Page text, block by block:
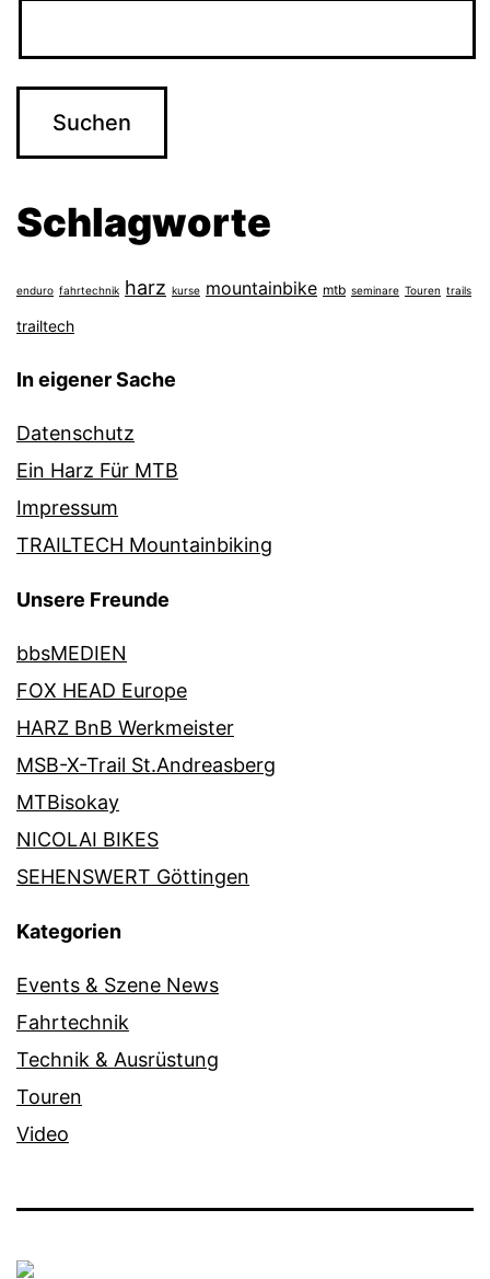
Schlagworte
enduro fahrtechnik harz kurse mountainbike mtb seminare Touren trails
trailtech
In eigener Sache
Datenschutz
Ein Harz Für MTB
Impressum
TRAILTECH Mountainbiking
Unsere Freunde
bbsMEDIEN
FOX HEAD Europe
HARZ BnB Werkmeister
MSB-X-Trail St.Andreasberg
MTBisokay
NICOLAI BIKES
SEHENSWERT Göttingen
Kategorien
Events & Szene News
Fahrtechnik
Technik & Ausrüstung
Touren
Video